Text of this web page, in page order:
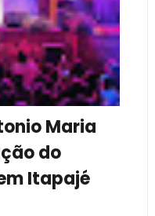
Maria
do
Itapajé